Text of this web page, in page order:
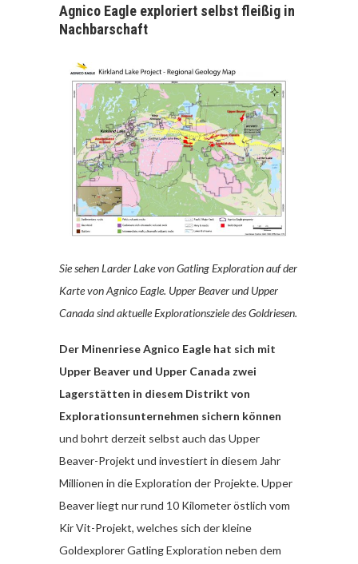
Agnico Eagle exploriert selbst fleißig in
Nachbarschaft
Sie sehen Larder Lake von Gatling Exploration auf der
Karte von Agnico Eagle. Upper Beaver und Upper
Canada sind aktuelle Explorationsziele des Goldriesen.
Der Minenriese Agnico Eagle hat sich mit
Upper Beaver und Upper Canada zwei
Lagerstätten in diesem Distrikt von
Explorationsunternehmen sichern können
und bohrt derzeit selbst auch das Upper
Beaver-Projekt und investiert in diesem Jahr
Millionen in die Exploration der Projekte. Upper
Beaver liegt nur rund 10 Kilometer östlich vom
Kir Vit-Projekt, welches sich der kleine
Goldexplorer Gatling Exploration neben dem